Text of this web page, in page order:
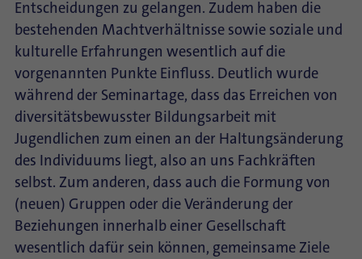
Entscheidungen zu gelangen. Zudem haben die
bestehenden Machtverhältnisse sowie soziale und
kulturelle Erfahrungen wesentlich auf die
vorgenannten Punkte Einfluss. Deutlich wurde
während der Seminartage, dass das Erreichen von
diversitätsbewusster Bildungsarbeit mit
Jugendlichen zum einen an der Haltungsänderung
des Individuums liegt, also an uns Fachkräften
selbst. Zum anderen, dass auch die Formung von
(neuen) Gruppen oder die Veränderung der
Beziehungen innerhalb einer Gesellschaft
wesentlich dafür sein können, gemeinsame Ziele